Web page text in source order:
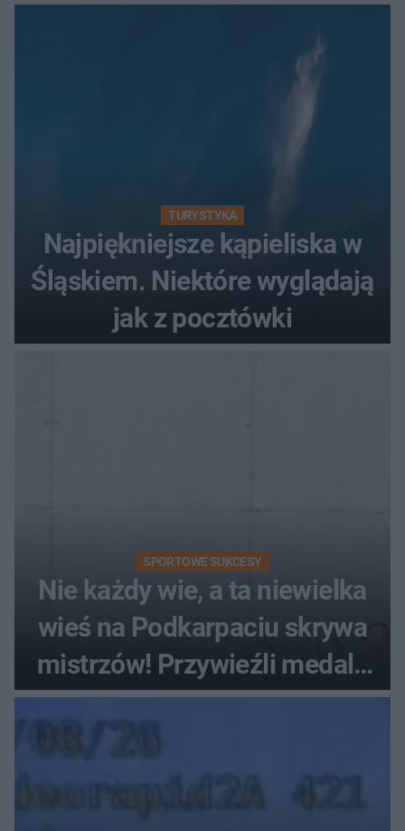
TURYSTYKA
Najpiękniejsze kąpieliska w
Śląskiem. Niektóre wyglądają
jak z pocztówki
SPORTOWE SUKCESY
Nie każdy wie, a ta niewielka
wieś na Podkarpaciu skrywa
mistrzów! Przywieźli medale
z mistrzostw Europy